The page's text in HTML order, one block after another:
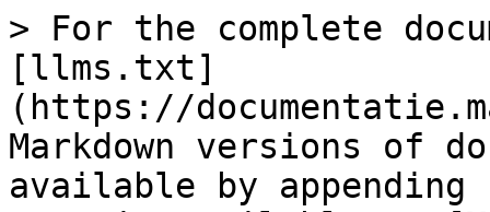
> For the complete
[llms.txt]
(https://
Markdown versions of
available by